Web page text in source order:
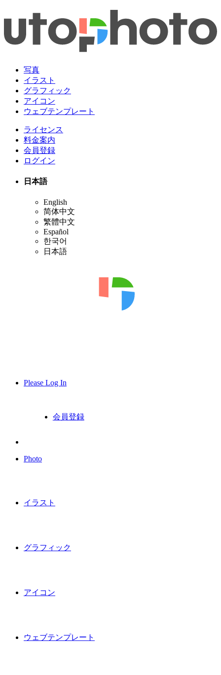
写真
イラスト
グラフィック
アイコン
ウェブテンプレート
ライセンス
料金案内
会員登録
ログイン
日本語
English
简体中文
繁體中文
Español
한국어
日本語
Please Log In
会員登録
Photo
イラスト
グラフィック
アイコン
ウェブテンプレート